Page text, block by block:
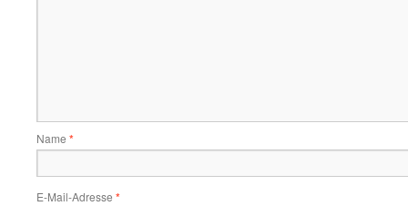
Name *
E-Mail-Adresse *